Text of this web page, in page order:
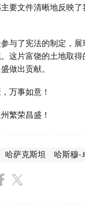
要文件清晰地反映
与了宪法的制定，
这片富饶的土地取
做出贡献。
万事如意！
繁荣昌盛！
哈萨克斯坦 哈斯穆-